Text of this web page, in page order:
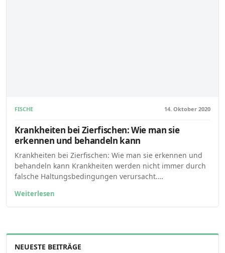
FISCHE 14. Oktober 2020
Krankheiten bei Zierfischen: Wie man sie
erkennen und behandeln kann
Krankheiten bei Zierfischen: Wie man sie erkennen und
behandeln kann Krankheiten werden nicht immer durch
falsche Haltungsbedingungen verursacht.…
Weiterlesen
NEUESTE BEITRÄGE